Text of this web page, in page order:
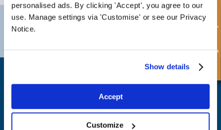
personalised ads. By clicking 'Accept', you agree to our
use. Manage settings via 'Customise' or see our Privacy
Notice.
Show details
Accept
Customize
Darlington
Telefon:
Doncaster Hurtigforespørsel